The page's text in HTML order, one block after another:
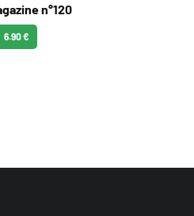
n°120
6.90 €